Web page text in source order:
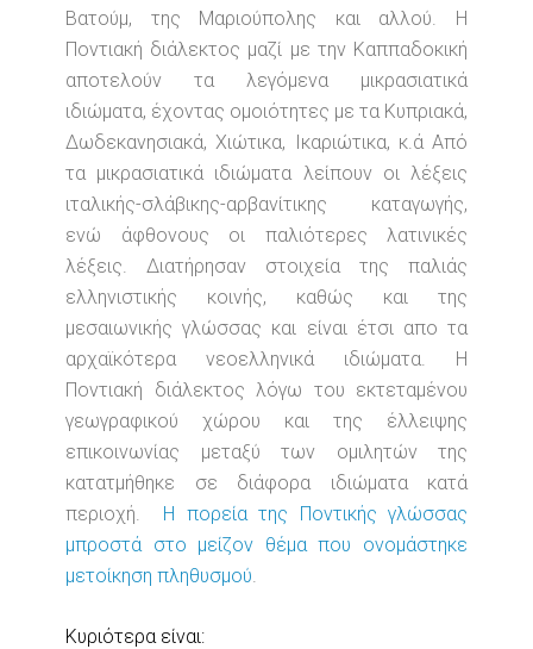
Βατούμ, της Μαριούπολης και αλλού. Η
Ποντιακή διάλεκτος μαζί με την Καππαδοκική
αποτελούν τα λεγόμενα μικρασιατικά
ιδιώματα, έχοντας ομοιότητες με τα Κυπριακά,
Δωδεκανησιακά, Χιώτικα, Ικαριώτικα, κ.ά Από
τα μικρασιατικά ιδιώματα λείπουν οι λέξεις
ιταλικής-σλάβικης-αρβανίτικης καταγωγής,
ενώ άφθονους οι παλιότερες λατινικές
λέξεις. Διατήρησαν στοιχεία της παλιάς
ελληνιστικής κοινής, καθώς και της
μεσαιωνικής γλώσσας και είναι έτσι απο τα
αρχαϊκότερα νεοελληνικά ιδιώματα. Η
Ποντιακή διάλεκτος λόγω του εκτεταμένου
γεωγραφικού χώρου και της έλλειψης
επικοινωνίας μεταξύ των ομιλητών της
κατατμήθηκε σε διάφορα ιδιώματα κατά
περιοχή. Η πορεία της Ποντικής γλώσσας
μπροστά στο μείζον θέμα που ονομάστηκε
μετοίκηση πληθυσμού
Κυριότερα είναι: